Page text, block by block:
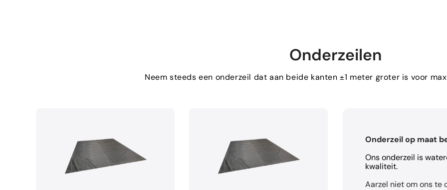
Onderzeilen
Neem steeds een onderzeil dat aan beide kanten ±1 meter groter is voor
Onderzeil op maat
Ons onderzeil is
kwaliteit.
Aarzel niet om ons